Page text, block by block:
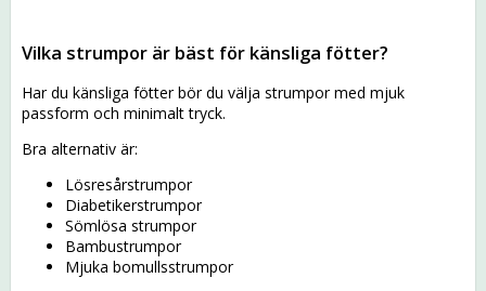
Vilka strumpor är bäst för känsliga fötter?
Har du känsliga fötter bör du välja strumpor med mjuk
passform och minimalt tryck.
Bra alternativ är:
Lösresårstrumpor
Diabetikerstrumpor
Sömlösa strumpor
Bambustrumpor
Mjuka bomullsstrumpor